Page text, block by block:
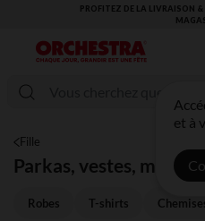
RETOUR GRATUITS EN
et à
Fille
Parkas, vestes,
Robes T-shirts